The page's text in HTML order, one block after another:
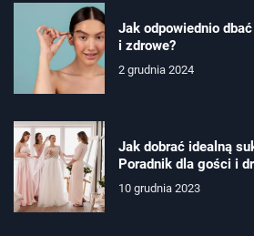
Jak odpowiednio
i zdrowe?
2 grudnia 2024
Jak dobrać idealną
Poradnik dla gości i
10 grudnia 2023